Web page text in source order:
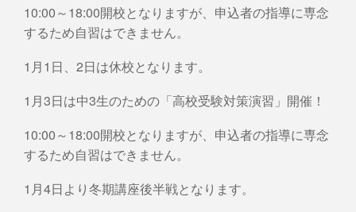
10:00～18:00開校となりますが、申込者の指導に専念
するため自習はできません。
1月1日、2日は休校となります。
1月3日は中3生のための「高校受験対策演習」開催！
10:00～18:00開校となりますが、申込者の指導に専念
するため自習はできません。
1月4日より冬期講座後半戦となります。